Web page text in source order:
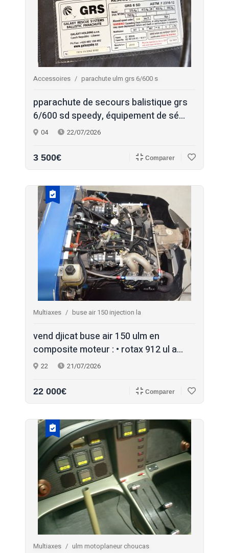
Accessoires parachute ulm grs 6/600 s
pparachute de secours balistique grs
6/600 sd speedy, équipement de sé...
04 22/07/2026
3 500€ Comparer
Multiaxes buse air 150 injection la
vend djicat buse air 150 ulm en
composite moteur : • rotax 912 ul a...
22 21/07/2026
22 000€ Comparer
Multiaxes ulm motoplaneur choucas